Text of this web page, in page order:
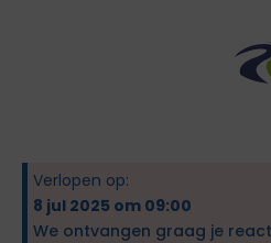
Verlopen op:
8 jul 2025 om 09:00
We ontvangen graag je